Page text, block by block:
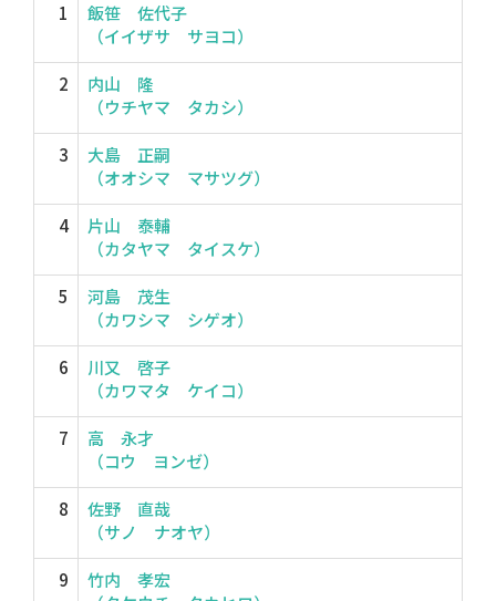
1
飯笹 佐代子
（イイザサ サヨコ）
2
内山 隆
（ウチヤマ タカシ）
3
大島 正嗣
（オオシマ マサツグ）
4
片山 泰輔
（カタヤマ タイスケ）
5
河島 茂生
（カワシマ シゲオ）
6
川又 啓子
（カワマタ ケイコ）
7
高 永才
（コウ ヨンゼ）
8
佐野 直哉
（サノ ナオヤ）
9
竹内 孝宏